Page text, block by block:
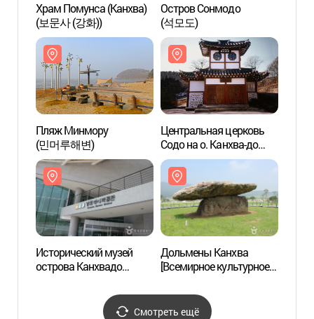
Храм Помунса (Канхва)
(보문사 (강화))
Остров Сонмодо
(석모도)
Пляж Минмору
(민머루해변)
Центральная церковь
Содо на о. Канхва-до
(강화 서도 중앙교회)
Исторический музей
острова Канхвадо
Дольмены Канхва
[Всемирное культурное
고인돌 유적 [유네스코
세계문화유산])
Смотреть ещё